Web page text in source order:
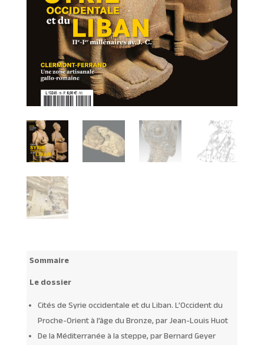
Sommaire
Le dossier
Cités de Syrie occidentale et du Liban. L’Occident du
Proche-Orient à l’âge du Bronze, par Jean-Louis Huot
De la Méditerranée à la steppe, par Bernard Geyer